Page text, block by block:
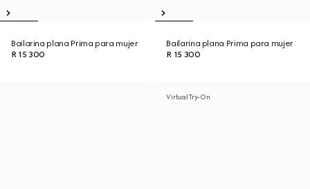
Bailarina plana Prima para mujer
R 15 300
Bailarina plana Prima para mujer
R 15 300
Virtual Try-On